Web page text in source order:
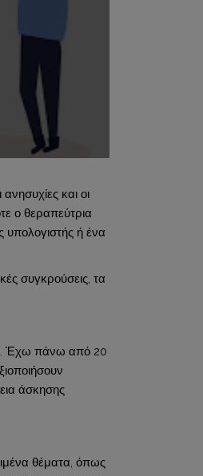
και οι
ο θεραπεύτρια
υπολογιστής ή ένα
συγκρούσεις, τα
Έχω πάνω από 20
άσκησης
θέματα, όπως